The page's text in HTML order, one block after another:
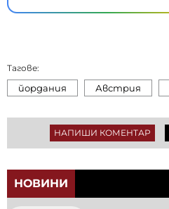
Тагове:
йордания Австрия
НАПИШИ КОМЕНТАР
НОВИНИ